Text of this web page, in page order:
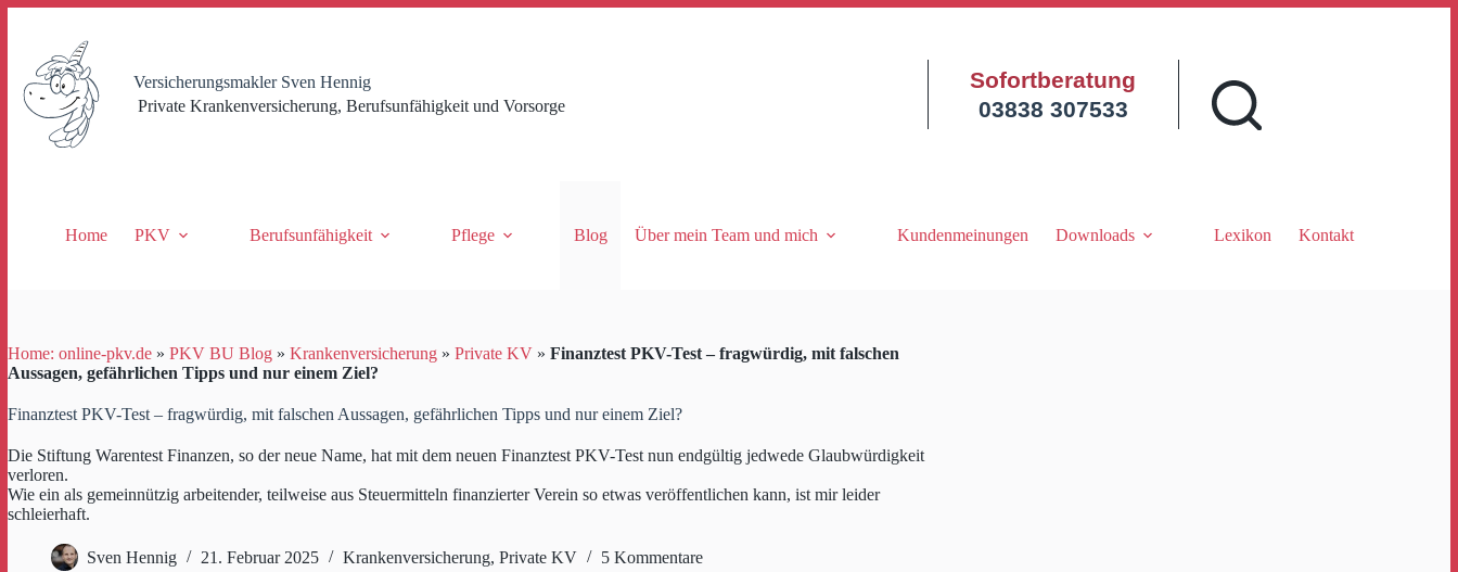
springen
Versicherungsmakler Sven Hennig
Private Krankenversicherung, Berufsunfähigkeit und Vorsorge
Sofortberatung
03838 307533
Home PKV Berufsunfähigkeit Pflege Blog Über mein Team und mich Kundenmeinungen Downloads Lexikon Kontakt
Home: online-pkv.de » PKV BU Blog » Krankenversicherung » Private KV » Finanztest PKV-Test – fragwürdig, mit falschen
Aussagen, gefährlichen Tipps und nur einem Ziel?
Finanztest PKV-Test – fragwürdig, mit falschen Aussagen, gefährlichen Tipps und nur einem Ziel?
Die Stiftung Warentest Finanzen, so der neue Name, hat mit dem neuen Finanztest PKV-Test nun endgültig jedwede Glaubwürdigkeit
verloren.
Wie ein als gemeinnützig arbeitender, teilweise aus Steuermitteln finanzierter Verein so etwas veröffentlichen kann, ist mir leider
schleierhaft.
Sven Hennig 21. Februar 2025 Krankenversicherung, Private KV 5 Kommentare